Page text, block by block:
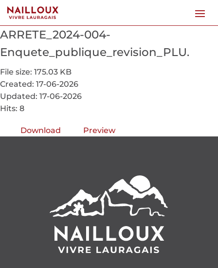
ARRETE_2024-004-
Enquete_publique_revision_PLU.
File size: 175.03 KB
Created: 17-06-2026
Updated: 17-06-2026
Hits: 8
Download Preview